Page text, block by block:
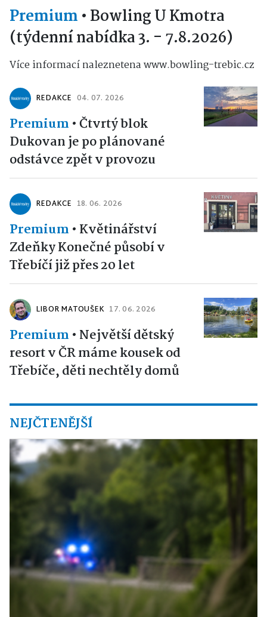
Premium • Bowling U Kmotra
(týdenní nabídka 3. - 7.8.2026)
Více informací naleznetena www.bowling-trebic.cz
REDAKCE 04. 07. 2026
Premium •Čtvrtý blok
Dukovan je po plánované
odstávce zpět v provozu
REDAKCE 18. 06. 2026
Premium • Květinářství
Zdeňky Konečné působí v
Třebíčí již přes 20 let
LIBOR MATOUŠEK 17. 06. 2026
Premium • Největší dětský
resort v ČR máme kousek od
Třebíče, děti nechtěly domů
NEJČTENĚJŠÍ